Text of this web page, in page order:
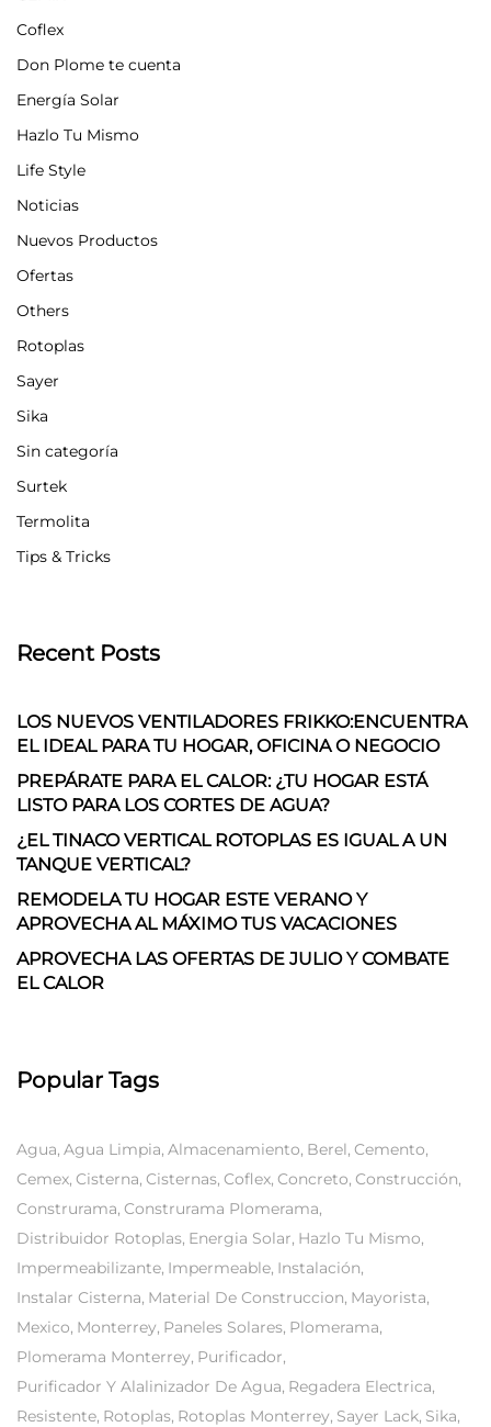
Coflex
Don Plome te cuenta
Energía Solar
Hazlo Tu Mismo
Life Style
Noticias
Nuevos Productos
Ofertas
Others
Rotoplas
Sayer
Sika
Sin categoría
Surtek
Termolita
Tips & Tricks
Recent Posts
LOS NUEVOS VENTILADORES FRIKKO:ENCUENTRA
EL IDEAL PARA TU HOGAR, OFICINA O NEGOCIO
PREPÁRATE PARA EL CALOR: ¿TU HOGAR ESTÁ
LISTO PARA LOS CORTES DE AGUA?
¿EL TINACO VERTICAL ROTOPLAS ES IGUAL A UN
TANQUE VERTICAL?
REMODELA TU HOGAR ESTE VERANO Y
APROVECHA AL MÁXIMO TUS VACACIONES
APROVECHA LAS OFERTAS DE JULIO Y COMBATE
EL CALOR
Popular Tags
Agua Agua Limpia Almacenamiento Berel Cemento
Cemex Cisterna Cisternas Coflex Concreto Construcción
Construrama Construrama Plomerama
Distribuidor Rotoplas Energia Solar Hazlo Tu Mismo
Impermeabilizante Impermeable Instalación
Instalar Cisterna Material De Construccion Mayorista
Mexico Monterrey Paneles Solares Plomerama
Plomerama Monterrey Purificador
Purificador Y Alalinizador De Agua Regadera Electrica
Resistente Rotoplas Rotoplas Monterrey Sayer Lack Sika